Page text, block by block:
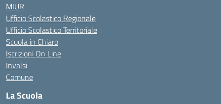
MIUR
Ufficio Scolastico Regionale
Ufficio Scolastico Territoriale
Scuola in Chiaro
Iscrizioni On Line
Invalsi
Comune
La Scuola